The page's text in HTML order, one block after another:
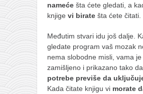
nameće šta ćete gledati, a
knjige vi birate šta ćete čitati.
Međutim stvari idu još dalje.
gledate program vaš mozak
nema slobodne misli, vama
zamišljeno i prikazano tako da
potrebe previše da
Kada čitate knjigu vi morate